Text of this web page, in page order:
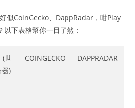
似CoinGecko、DappRadar，咁Play
下表格幫你一目了然：
(世
器)
COINGECKO DAPPRADAR